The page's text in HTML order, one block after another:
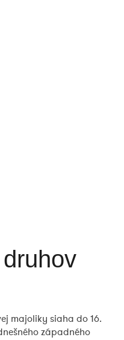
majoliky siaha do 16.
západného